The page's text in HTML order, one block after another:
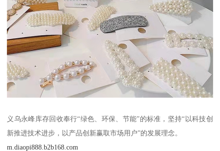
义乌永峰库存回收奉行“绿色、环保、节能”的标准，坚持“以科技创
新推进技术进步，以产品创新赢取市场用户”的发展理念。
m.diaopi888.b2b168.com